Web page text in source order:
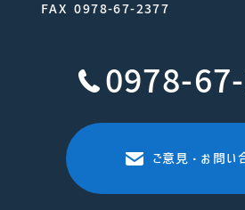
FAX 0978-67-2377
0978-
ご意見・お問い